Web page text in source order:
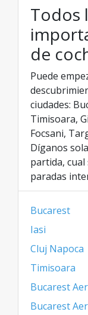
Todos
de
Puede
ciudades:
Timisoara,
Focsani,
Díganos
partida,
paradas
Bucarest
Iasi
Cluj Napoca
Timisoara
Bucarest
Bucarest